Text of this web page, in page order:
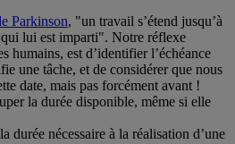
Parkinson, "un travail s’étend jusqu’à
lui est imparti". Notre réflexe
humains, est d’identifier l’échéance
une tâche, et de considérer que nous
date, mais pas forcément avant !
la durée disponible, même si elle
durée nécessaire à la réalisation d’une